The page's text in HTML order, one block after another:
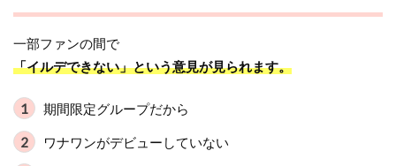
一部ファンの間で
「イルデできない」という意見が見られます。
期間限定グループだから
ワナワンがデビューしていない